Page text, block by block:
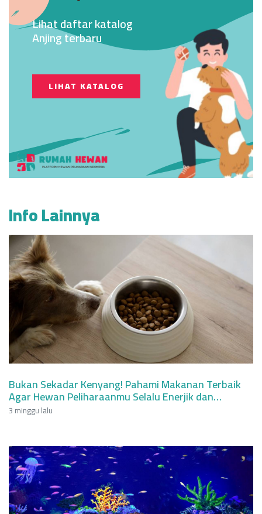
Lihat daftar katalog
Anjing terbaru
LIHAT KATALOG
Info Lainnya
Bukan Sekadar Kenyang! Pahami Makanan Terbaik
Agar Hewan Peliharaanmu Selalu Enerjik dan
Berumur Panjang
3 minggu lalu